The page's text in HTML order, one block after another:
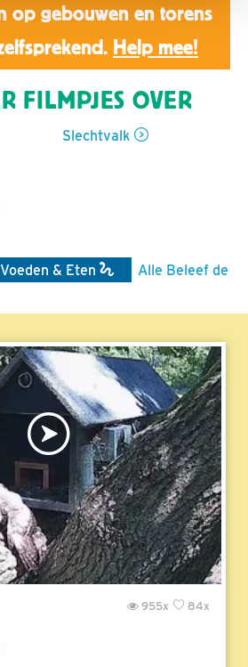
op gebouwen en torens
Help mee!
FILMPJES OVER
Slechtvalk
Voeden & Eten
Alle Beleef de
84x
955x